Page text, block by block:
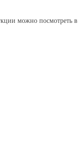
можно посмотреть в